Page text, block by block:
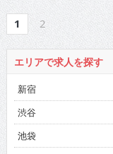
1 2
エリアで求人を探す
渋谷
池袋
上野